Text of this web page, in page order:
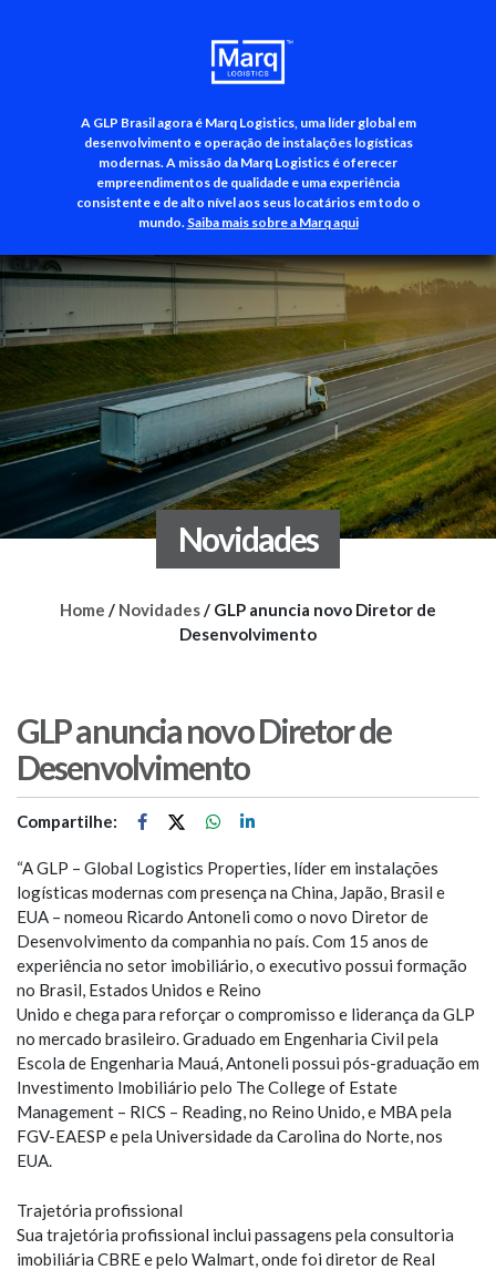
A GLP Brasil agora é Marq Logistics, uma líder global em
desenvolvimento e operação de instalações logísticas
modernas. A missão da Marq Logistics é oferecer
empreendimentos de qualidade e uma experiência
consistente e de alto nível aos seus locatários em todo o
mundo. Saiba mais sobre a Marq aqui
+55 (11) 3500-3700
Novidades
Home / Novidades/ GLP anuncia novo Diretor de
Desenvolvimento
GLP anuncia novo Diretor de
Desenvolvimento
Compartilhe:
“A GLP – Global Logistics Properties, líder em instalações
logísticas modernas com presença na China, Japão, Brasil e
EUA – nomeou Ricardo Antoneli como o novo Diretor de
Desenvolvimento da companhia no país. Com 15 anos de
experiência no setor imobiliário, o executivo possui formação
no Brasil, Estados Unidos e Reino
Unido e chega para reforçar o compromisso e liderança da GLP
no mercado brasileiro. Graduado em Engenharia Civil pela
Escola de Engenharia Mauá, Antoneli possui pós-graduação em
Investimento Imobiliário pelo The College of Estate
Management – RICS – Reading, no Reino Unido, e MBA pela
FGV-EAESP e pela Universidade da Carolina do Norte, nos
EUA.
Trajetória profissional
Sua trajetória profissional inclui passagens pela consultoria
imobiliária CBRE e pelo Walmart, onde foi diretor de Real